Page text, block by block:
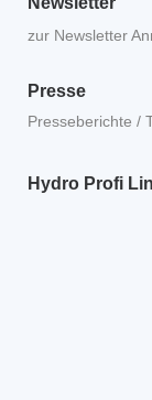
zur Newsletter
Presse
Presseberichte /
Hydro Profi